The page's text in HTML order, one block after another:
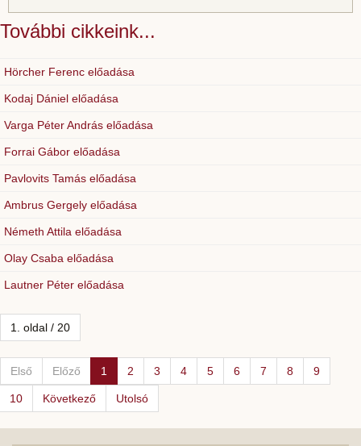
További cikkeink...
Hörcher Ferenc előadása
Kodaj Dániel előadása
Varga Péter András előadása
Forrai Gábor előadása
Pavlovits Tamás előadása
Ambrus Gergely előadása
Németh Attila előadása
Olay Csaba előadása
Lautner Péter előadása
1. oldal / 20
Első Előző 1 2 3 4 5 6 7 8 9
10 Következő Utolsó